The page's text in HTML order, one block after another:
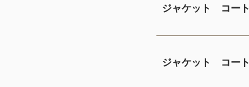
ジャケット コート
ジャケット コート